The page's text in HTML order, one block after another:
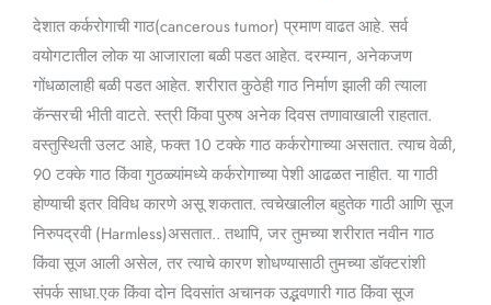
देशात कर्करोगाची गाठ(cancerous tumor) प्रमाण वाढत आहे. सर्व
वयोगटातील लोक या आजाराला बळी पडत आहेत. दरम्यान, अनेकजण
गोंधळालाही बळी पडत आहेत. शरीरात कुठेही गाठ निर्माण झाली की त्याला
कॅन्सरची भीती वाटते. स्त्री किंवा पुरुष अनेक दिवस तणावाखाली राहतात.
वस्तुस्थिती उलट आहे, फक्त 10 टक्के गाठ कर्करोगाच्या असतात. त्याच वेळी,
90 टक्के गाठ किंवा गुठळ्यांमध्ये कर्करोगाच्या पेशी आढळत नाहीत. या गाठी
होण्याची इतर विविध कारणे असू शकतात. त्वचेखालील बहुतेक गाठी आणि सूज
निरुपद्रवी (Harmless)असतात.. तथापि, जर तुमच्या शरीरात नवीन गाठ
किंवा सूज आली असेल, तर त्याचे कारण शोधण्यासाठी तुमच्या डॉक्टरांशी
संपर्क साधा.एक किंवा दोन दिवसांत अचानक उद्भवणारी गाठ किंवा सूज
Tumor
Hurts
in
Marathi
)